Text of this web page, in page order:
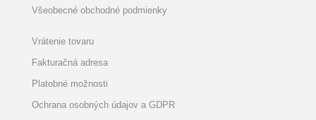
Všeobecné obchodné podmienky
Vrátenie tovaru
Fakturačná adresa
Platobné možnosti
Ochrana osobných údajov a GDPR